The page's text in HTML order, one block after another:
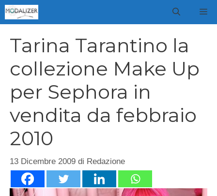
Vai
al
Tarina Tarantino la
collezione Make Up
per Sephora in
vendita da febbraio
2010
13 Dicembre 2009 di Redazione